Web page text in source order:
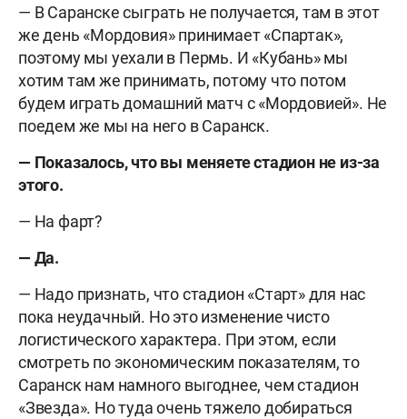
— В Саранске сыграть не получается, там в этот
же день «Мордовия» принимает «Спартак»,
поэтому мы уехали в Пермь. И «Кубань» мы
хотим там же принимать, потому что потом
будем играть домашний матч с «Мордовией». Не
поедем же мы на него в Саранск.
— Показалось, что вы меняете стадион не из-за
этого.
— На фарт?
— Да.
— Надо признать, что стадион «Старт» для нас
пока неудачный. Но это изменение чисто
логистического характера. При этом, если
смотреть по экономическим показателям, то
Саранск нам намного выгоднее, чем стадион
«Звезда». Но туда очень тяжело добираться